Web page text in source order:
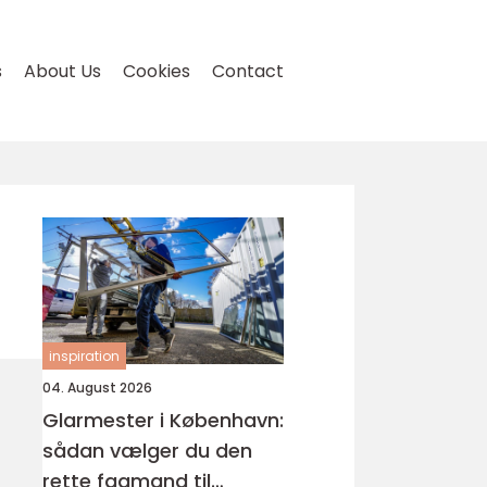
About Us Cookies Contact
inspiration
04. August 2026
Glarmester i København:
sådan vælger du den
rette fagmand til